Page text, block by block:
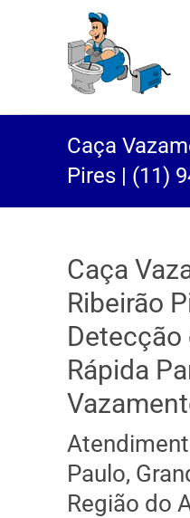
Caça
Pires | (11)
Caça
Ribeirão
Detecção
Rápida
Paulo,
Região do